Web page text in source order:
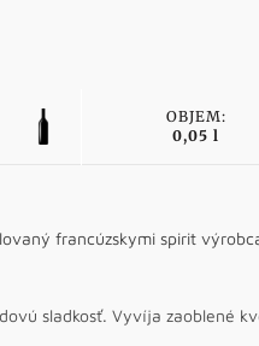
OBJEM:
0,05 l
francúzskymi spirit
sladkosť. Vyvíja zaoblené